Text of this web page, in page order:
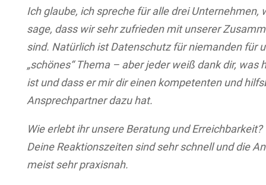
Ich glaube, ich spreche für alle drei Unternehmen,
sage, dass wir sehr zufrieden mit unserer
sind. Natürlich ist Datenschutz für niemanden für
„schönes“ Thema – aber jeder weiß dank dir, was
ist und dass er mir dir einen kompetenten und
Ansprechpartner dazu hat.
Wie erlebt ihr unsere Beratung und Erreichbarkeit?
Deine Reaktionszeiten sind sehr schnell und die
meist sehr praxisnah.